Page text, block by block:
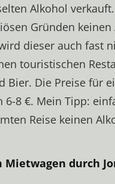
Alkohol
Gründen keinen
dieser auch fast
touristischen
Bier. Die Preise für
6-8 €. Mein Tipp:
Reise keinen
Mietwagen durch